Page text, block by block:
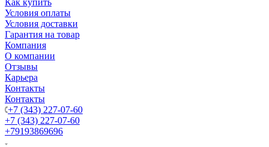
Как купить
Условия оплаты
Условия доставки
Гарантия на товар
Компания
О компании
Отзывы
Карьера
Контакты
Контакты
+7 (343) 227-07-60
+7 (343) 227-07-60
+79193869696